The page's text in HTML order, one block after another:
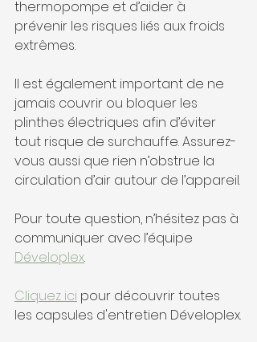
thermopompe et d’aider à
prévenir les risques liés aux froids
extrêmes.
Il est également important de ne
jamais couvrir ou bloquer les
plinthes électriques afin d’éviter
tout risque de surchauffe. Assurez-
vous aussi que rien n’obstrue la
circulation d’air autour de l’appareil.
Pour toute question, n’hésitez pas à
communiquer avec l’équipe
Déveloplex.
Cliquez ici pour découvrir toutes
les capsules d'entretien Déveloplex.